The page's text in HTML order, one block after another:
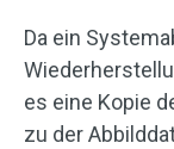
Da ein
es eine Kopie
zu der